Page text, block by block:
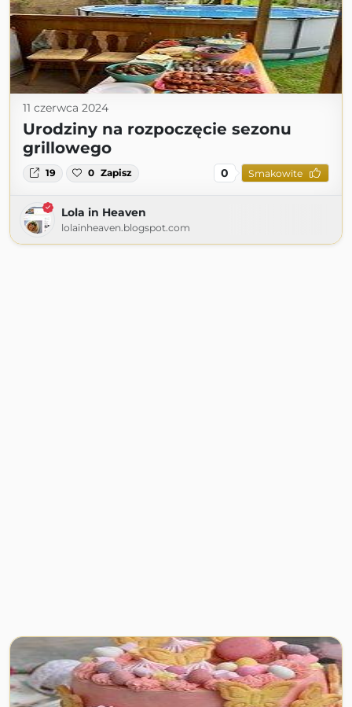
11 czerwca 2024
Urodziny na rozpoczęcie sezonu
grillowego
19 0 Zapisz 0 Smakowite
Lola in Heaven
lolainheaven.blogspot.com